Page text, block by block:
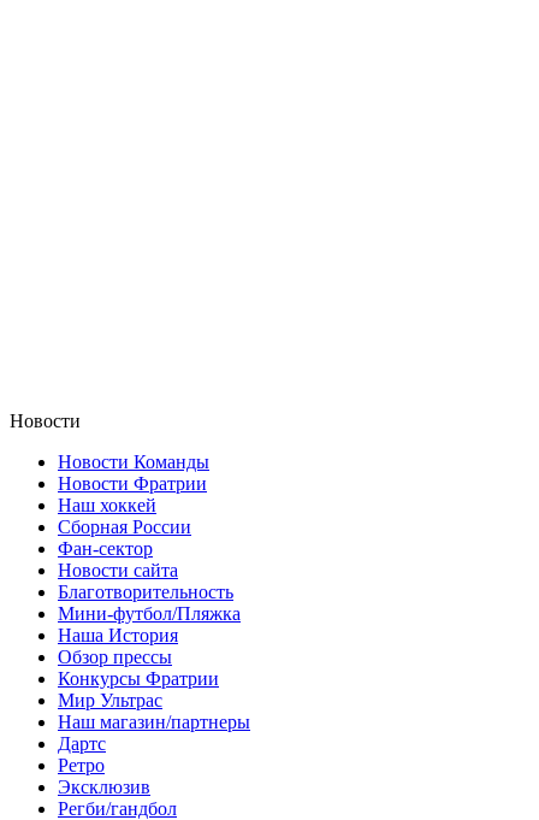
Новости
Новости Команды
Новости Фратрии
Наш хоккей
Сборная России
Фан-cектор
Новости сайта
Благотворительность
Мини-футбол/Пляжка
Наша История
Обзор прессы
Конкурсы Фратрии
Мир Ультрас
Наш магазин/партнеры
Дартс
Ретро
Эксклюзив
Регби/гандбол